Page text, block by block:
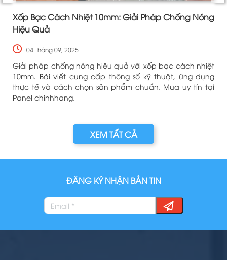
Xốp Bạc Cách Nhiệt 10mm: Giải Pháp Chống Nóng
Hiệu Quả
04 Tháng 09, 2025
Giải pháp chống nóng hiệu quả với xốp bạc cách nhiệt
10mm. Bài viết cung cấp thông số kỹ thuật, ứng dụng
thực tế và cách chọn sản phẩm chuẩn. Mua uy tín tại
Panel chinhhang.
XEM TẤT CẢ
ĐĂNG KÝ NHẬN BẢN TIN